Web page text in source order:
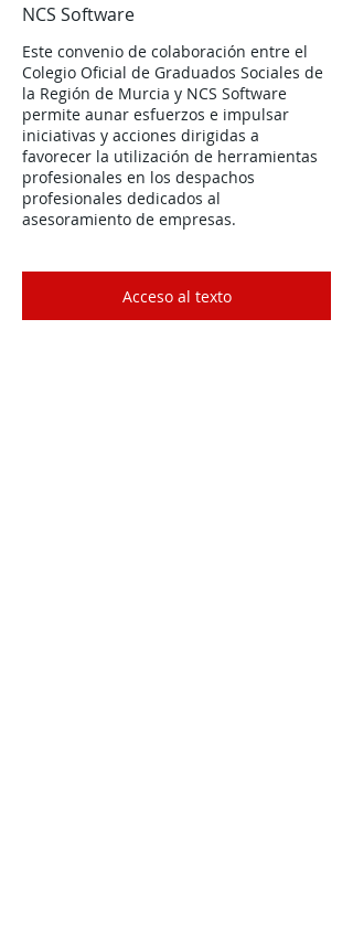
NCS Software
Este convenio de colaboración entre el
Colegio Oficial de Graduados Sociales de
la Región de Murcia y NCS Software
permite aunar esfuerzos e impulsar
iniciativas y acciones dirigidas a
favorecer la utilización de herramientas
profesionales en los despachos
profesionales dedicados al
asesoramiento de empresas.
Acceso al texto